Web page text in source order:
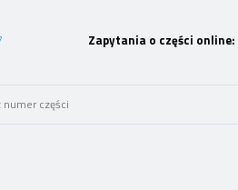
Zapytania o części online: